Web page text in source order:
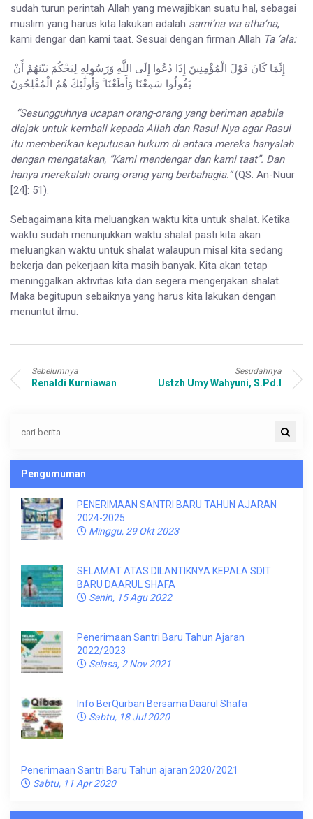
sudah turun perintah Allah yang mewajibkan suatu hal, sebagai
muslim yang harus kita lakukan adalah sami’na wa atha’na,
kami dengar dan kami taat. Sesuai dengan firman Allah Ta ‘ala:
إِنَّمَا كَانَ قَوْلَ الْمُؤْمِنِينَ إِذَا دُعُوا إِلَى اللَّهِ وَرَسُولِهِ لِيَحْكُمَ بَيْنَهُمْ أَنْ
يَقُولُوا سَمِعْنَا وَأَطَعْنَا ۚ وَأُولَٰئِكَ هُمُ الْمُفْلِحُونَ
“Sesungguhnya ucapan orang-orang yang beriman apabila
diajak untuk kembali kepada Allah dan Rasul-Nya agar Rasul
itu memberikan keputusan hukum di antara mereka hanyalah
dengan mengatakan, “Kami mendengar dan kami taat”. Dan
hanya merekalah orang-orang yang berbahagia.”(QS. An-Nuur
[24]: 51).
Sebagaimana kita meluangkan waktu kita untuk shalat. Ketika
waktu sudah menunjukkan waktu shalat pasti kita akan
meluangkan waktu untuk shalat walaupun misal kita sedang
bekerja dan pekerjaan kita masih banyak. Kita akan tetap
meninggalkan aktivitas kita dan segera mengerjakan shalat.
Maka begitupun sebaiknya yang harus kita lakukan dengan
menuntut ilmu.
Sebelumnya
Renaldi Kurniawan
Sesudahnya
Ustzh Umy Wahyuni, S.Pd.I
Pengumuman
PENERIMAAN SANTRI BARU TAHUN AJARAN
2024-2025
Minggu, 29 Okt 2023
SELAMAT ATAS DILANTIKNYA KEPALA SDIT
BARU DAARUL SHAFA
Senin, 15 Agu 2022
Penerimaan Santri Baru Tahun Ajaran
2022/2023
Selasa, 2 Nov 2021
Info BerQurban Bersama Daarul Shafa
Sabtu, 18 Jul 2020
Penerimaan Santri Baru Tahun ajaran 2020/2021
Sabtu, 11 Apr 2020